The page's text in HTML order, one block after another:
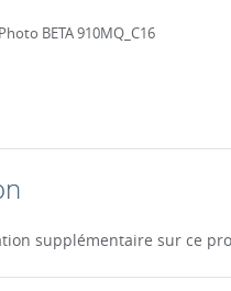
Photo BETA 910MQ_C16
supplémentaire sur ce